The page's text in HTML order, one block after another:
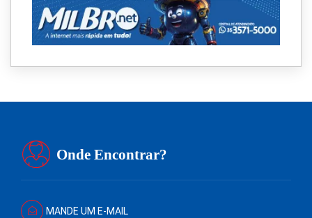
Onde Encontrar?
MANDE UM E-MAIL